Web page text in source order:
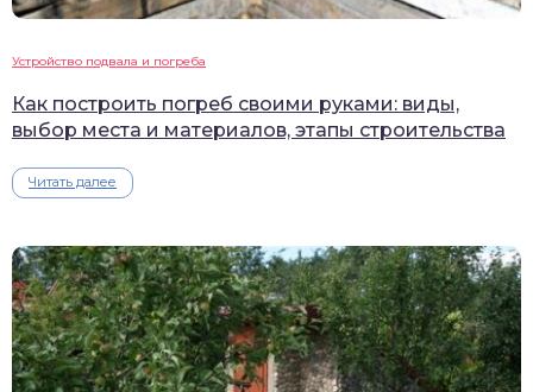
Устройство подвала и погреба
Как построить погреб своими руками: виды,
выбор места и материалов, этапы строительства
Читать далее